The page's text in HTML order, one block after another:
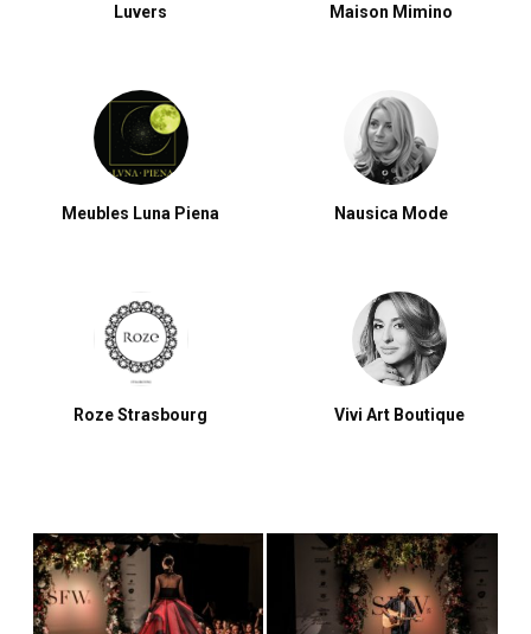
Luvers Maison Mimino
Meubles Luna Piena Nausica Mode
Roze Strasbourg Vivi Art Boutique